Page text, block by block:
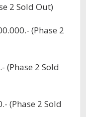
2 Sold Out)
(Phase 2
(Phase 2 Sold
(Phase 2 Sold